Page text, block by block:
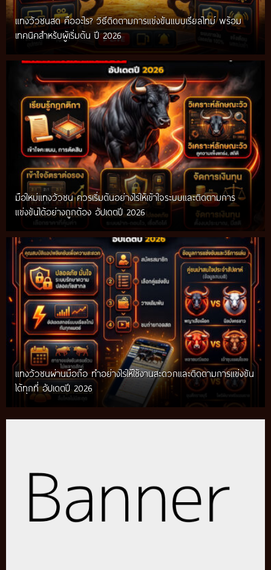
แทงวัวชนสด คืออะไร? วิธีติดตามการแข่งขันแบบเรียลไทม์ พร้อม
เทคนิคสำหรับผู้เริ่มต้น ปี 2026
มือใหม่แทงวัวชน ควรเริ่มต้นอย่างไรให้เข้าใจระบบและติดตามการ
แข่งขันได้อย่างถูกต้อง อัปเดตปี 2026
แทงวัวชนผ่านมือถือ ทำอย่างไรให้ใช้งานสะดวกและติดตามการแข่งขัน
ได้ทุกที่ อัปเดตปี 2026